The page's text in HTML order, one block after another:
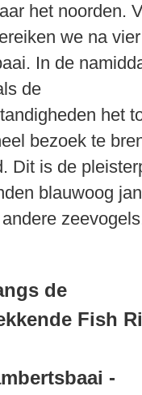
het noorden.
we na
In de
de
het
bezoek te
Dit is de
blauwoog
de
Fish
-